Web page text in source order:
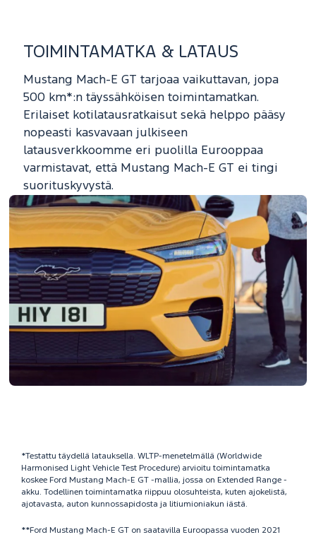
TOIMINTAMATKA & LATAUS
Mustang Mach-E GT tarjoaa vaikuttavan, jopa
500 km*:n täyssähköisen toimintamatkan.
Erilaiset kotilatausratkaisut sekä helppo pääsy
nopeasti kasvavaan julkiseen
latausverkkoomme eri puolilla Eurooppaa
varmistavat, että Mustang Mach-E GT ei tingi
suorituskyvystä.
*Testattu täydellä latauksella. WLTP-menetelmällä (Worldwide
Harmonised Light Vehicle Test Procedure) arvioitu toimintamatka
koskee Ford Mustang Mach-E GT -mallia, jossa on Extended Range -
akku. Todellinen toimintamatka riippuu olosuhteista, kuten ajokelistä,
ajotavasta, auton kunnossapidosta ja litiumioniakun iästä.
**Ford Mustang Mach-E GT on saatavilla Euroopassa vuoden 2021